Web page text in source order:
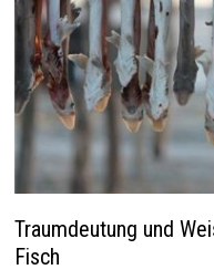
Traumdeutung und
Fisch